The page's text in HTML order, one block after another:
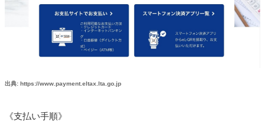
出典: https://www.payment.eltax.lta.go.jp
《支払い手順》